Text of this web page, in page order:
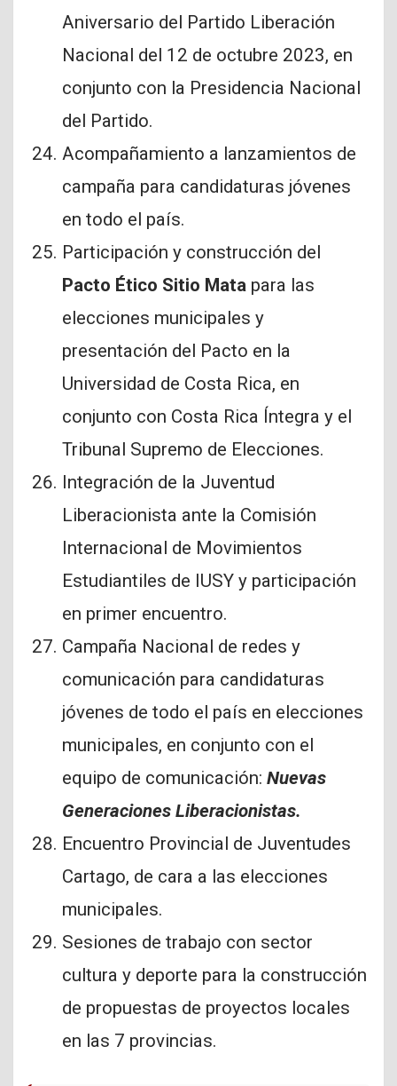
Aniversario del Partido Liberación
Nacional del 12 de octubre 2023, en
conjunto con la Presidencia Nacional
del Partido.
Acompañamiento a lanzamientos de
campaña para candidaturas jóvenes
en todo el país.
Participación y construcción del
Pacto Ético Sitio Mata para las
elecciones municipales y
presentación del Pacto en la
Universidad de Costa Rica, en
conjunto con Costa Rica Íntegra y el
Tribunal Supremo de Elecciones.
Integración de la Juventud
Liberacionista ante la Comisión
Internacional de Movimientos
Estudiantiles de IUSY y participación
en primer encuentro.
Campaña Nacional de redes y
comunicación para candidaturas
jóvenes de todo el país en elecciones
municipales, en conjunto con el
equipo de comunicación: Nuevas
Generaciones Liberacionistas.
Encuentro Provincial de Juventudes
Cartago, de cara a las elecciones
municipales.
Sesiones de trabajo con sector
cultura y deporte para la construcción
de propuestas de proyectos locales
en las 7 provincias.